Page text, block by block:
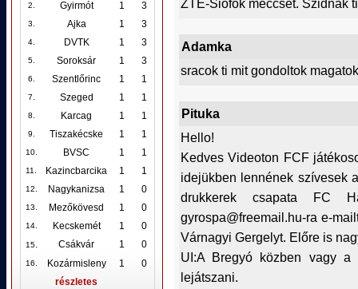
2. Gyirmót 1 3
3. Ajka 1 3
4. DVTK 1 3
5. Soroksár 1 3
6. Szentlőrinc 1 1
7. Szeged 1 1
8. Karcag 1 1
9. Tiszakécske 1 1
10. BVSC 1 1
11. Kazincbarcika 1 1
12. Nagykanizsa 1 0
13. Mezőkövesd 1 0
14. Kecskemét 1 0
15. Csákvár 1 0
16. Kozármisleny 1
0
részletes
ZTE-Siófok meccset. Szidnak
Adamka
sracok ti mit gondoltok
Pituka
Hello!
Kedves Videoton FCF
idejükben lennének szívesek
drukkerek csapata FC
gyrospa@freemail.hu-ra e-
Várnagyi Gergelyt. Előre is
UI:A Bregyó közben vagy a
lejátszani.